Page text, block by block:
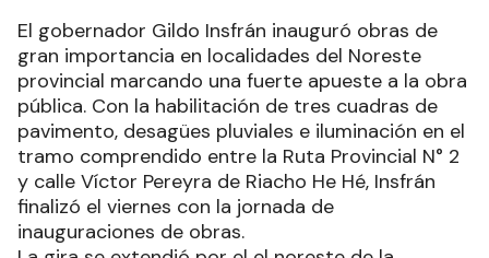
El gobernador Gildo Insfrán inauguró obras de
gran importancia en localidades del Noreste
provincial marcando una fuerte apueste a la obra
pública. Con la habilitación de tres cuadras de
pavimento, desagües pluviales e iluminación en el
tramo comprendido entre la Ruta Provincial N° 2
y calle Víctor Pereyra de Riacho He Hé, Insfrán
finalizó el viernes con la jornada de
inauguraciones de obras.